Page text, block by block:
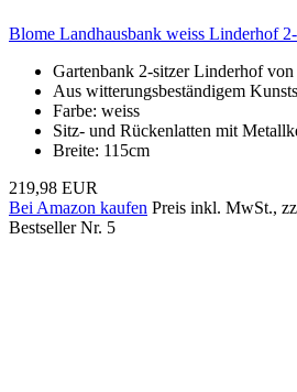
Blome Landhausbank weiss Linderhof
Gartenbank 2-sitzer Linderhof
Aus witterungsbeständigem
Farbe: weiss
Sitz- und Rückenlatten mit
Breite: 115cm
219,98 EUR
Bei Amazon kaufen Preis inkl. MwSt.,
Bestseller Nr. 5